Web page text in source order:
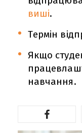
виші.
Термін
Якщо
навчання.